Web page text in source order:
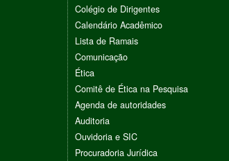
Colégio de Dirigentes
Calendário Acadêmico
Lista de Ramais
Comunicação
Ética
Comitê de Ética na Pesquisa
Agenda de autoridades
Auditoria
Ouvidoria e SIC
Procuradoria Jurídica